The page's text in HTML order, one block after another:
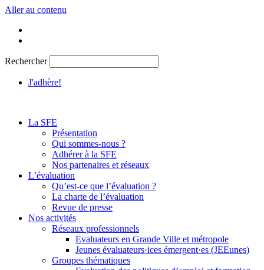
Aller au contenu
Rechercher
J'adhère!
La SFE
Présentation
Qui sommes-nous ?
Adhérer à la SFE
Nos partenaires et réseaux
L’évaluation
Qu’est-ce que l’évaluation ?
La charte de l’évaluation
Revue de presse
Nos activités
Réseaux professionnels
Evaluateurs en Grande Ville et métropole
Jeunes évaluateurs·ices émergent·es (JEEunes)
Groupes thématiques